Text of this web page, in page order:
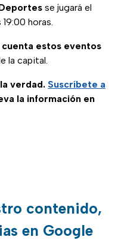
se jugará el
19:00 horas.
cuenta estos eventos
la capital.
verdad. Suscríbete a
la información en
contenido,
en Google